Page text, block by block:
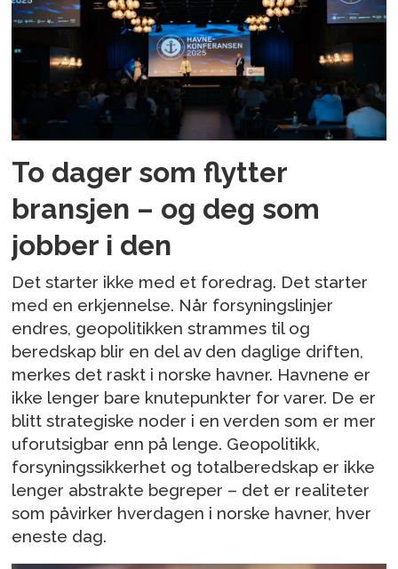
To dager som flytter
bransjen – og deg som
jobber i den
Det starter ikke med et foredrag. Det starter
med en erkjennelse. Når forsyningslinjer
endres, geopolitikken strammes til og
beredskap blir en del av den daglige driften,
merkes det raskt i norske havner. Havnene er
ikke lenger bare knutepunkter for varer. De er
blitt strategiske noder i en verden som er mer
uforutsigbar enn på lenge. Geopolitikk,
forsyningssikkerhet og totalberedskap er ikke
lenger abstrakte begreper – det er realiteter
som påvirker hverdagen i norske havner, hver
eneste dag.